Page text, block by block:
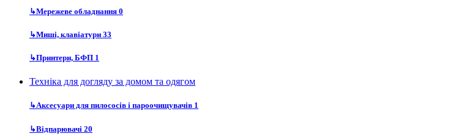
↳Мережеве обладнання 0
↳Миші, клавіатури 33
↳Принтери, БФП 1
Техніка для догляду за домом та одягом
↳Аксесуари для пилососів і пароочищувачів 1
↳Відпарювачі 20